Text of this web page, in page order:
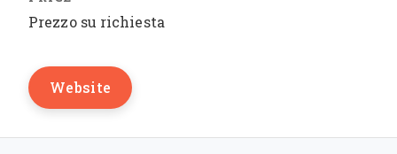
Prezzo su richiesta
Website